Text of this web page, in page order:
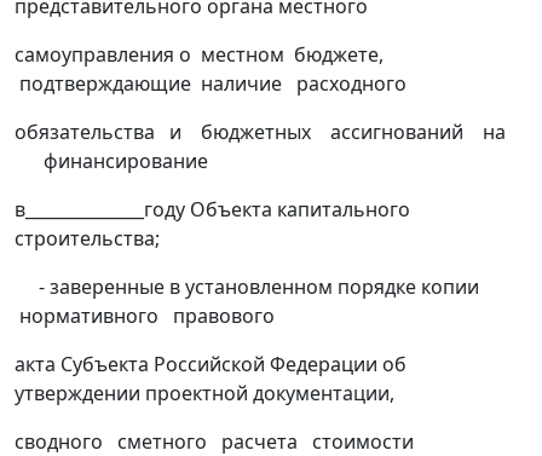
представительного органа местного
самоуправления о местном бюджете,
подтверждающие наличие расходного
обязательства и бюджетных ассигнований на
финансирование
в______________году Объекта капитального
строительства;
- заверенные в установленном порядке копии
нормативного правового
акта Субъекта Российской Федерации об
утверждении проектной документации,
сводного сметного расчета стоимости